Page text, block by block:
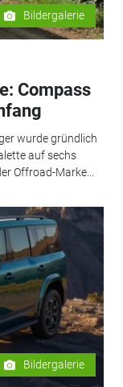
Bildergalerie
Compass
wurde gründlich
auf sechs
Offroad-Marke...
Bildergalerie